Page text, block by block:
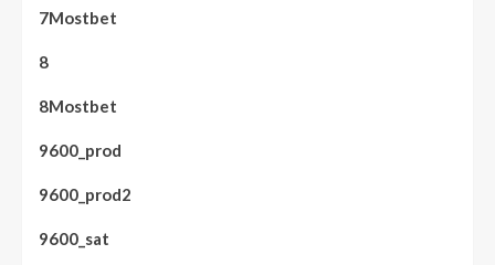
7Mostbet
8
8Mostbet
9600_prod
9600_prod2
9600_sat